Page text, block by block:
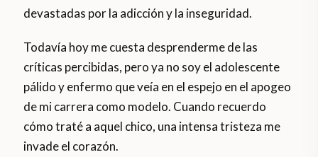
devastadas por la adicción y la inseguridad.
Todavía hoy me cuesta desprenderme de las
críticas percibidas, pero ya no soy el adolescente
pálido y enfermo que veía en el espejo en el apogeo
de mi carrera como modelo. Cuando recuerdo
cómo traté a aquel chico, una intensa tristeza me
invade el corazón.